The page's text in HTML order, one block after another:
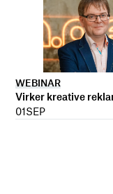
WEBINAR
Virker kreative
01SEP